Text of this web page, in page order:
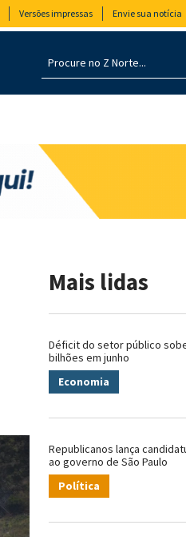
Versões impressas Envie sua notícia
Mais lidas
Déficit do setor público
bilhões em junho
Economia
Republicanos lança
ao governo de São Paulo
Política